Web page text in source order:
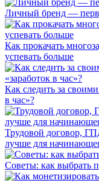
Личный бренд —
Как прокачать
успевать больше
Как следить за
в час»?
Трудовой договор,
лучше для
Советы: как выбрать